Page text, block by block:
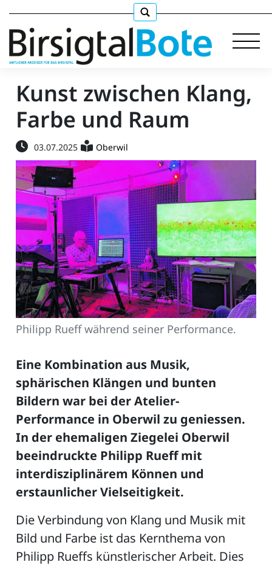
Immobilien
Stellen
E-
Paper
Kunst zwischen Klang,
Farbe und Raum
03.07.2025 Oberwil
Philipp Rueff während seiner Performance.
Eine Kombination aus Musik,
sphärischen Klängen und bunten
Bildern war bei der Atelier-
Performance in Oberwil zu geniessen.
In der ehemaligen Ziegelei Oberwil
beeindruckte Philipp Rueff mit
interdisziplinärem Können und
erstaunlicher Vielseitigkeit.
Die Verbindung von Klang und Musik mit
Bild und Farbe ist das Kernthema von
Philipp Rueffs künstlerischer Arbeit. Dies